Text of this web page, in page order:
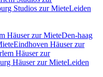
Studios zur MieteLeiden
Häuser zur MieteDen-haag
Eindhoven Häuser zur
Häuser zur
Häuser zur MieteLeiden